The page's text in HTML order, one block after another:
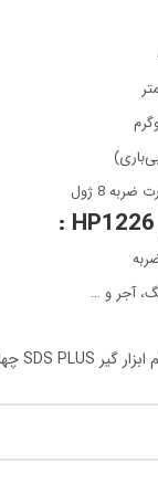
آجر و …